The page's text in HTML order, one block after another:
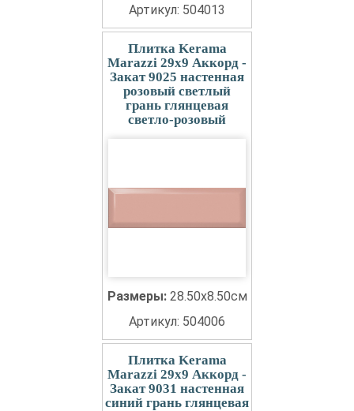
Артикул: 504013
Плитка Kerama
Marazzi 29x9 Аккорд -
Закат 9025 настенная
розовый светлый
грань глянцевая
светло-розовый
Размеры: 28.50x8.50см
Артикул: 504006
Плитка Kerama
Marazzi 29x9 Аккорд -
Закат 9031 настенная
синий грань глянцевая